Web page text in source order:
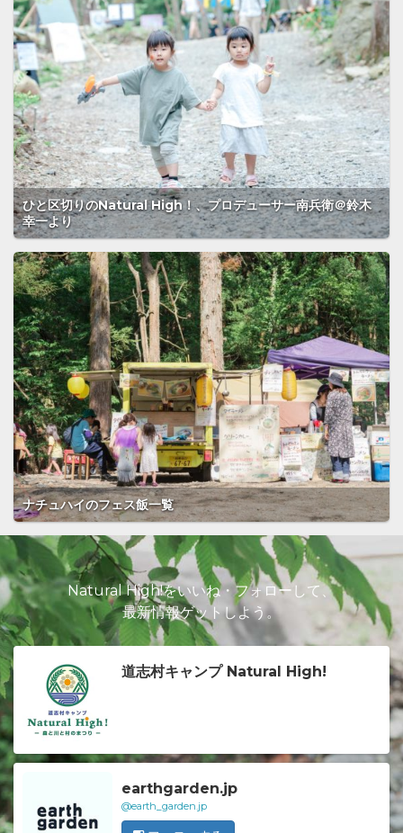
ひと区切りのNatural High！、プロデューサー南兵衛＠鈴木
幸一より
ナチュハイのフェス飯一覧
Natural High!をいいね・フォローして、
最新情報ゲットしよう。
道志村キャンプ Natural High!
earthgarden.jp
@earth_garden.jp